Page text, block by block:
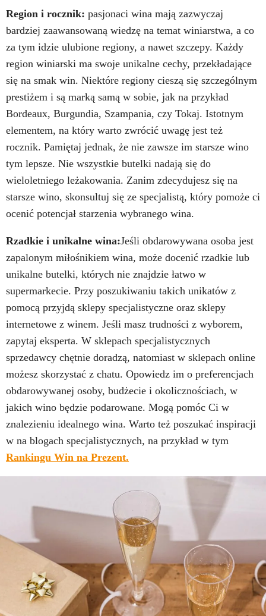
Region i rocznik: pasjonaci wina mają zazwyczaj
bardziej zaawansowaną wiedzę na temat winiarstwa, a co
za tym idzie ulubione regiony, a nawet szczepy. Każdy
region winiarski ma swoje unikalne cechy, przekładające
się na smak win. Niektóre regiony cieszą się szczególnym
prestiżem i są marką samą w sobie, jak na przykład
Bordeaux, Burgundia, Szampania, czy Tokaj. Istotnym
elementem, na który warto zwrócić uwagę jest też
rocznik. Pamiętaj jednak, że nie zawsze im starsze wino
tym lepsze. Nie wszystkie butelki nadają się do
wieloletniego leżakowania. Zanim zdecydujesz się na
starsze wino, skonsultuj się ze specjalistą, który pomoże ci
ocenić potencjał starzenia wybranego wina.
Rzadkie i unikalne wina:Jeśli obdarowywana osoba jest
zapalonym miłośnikiem wina, może docenić rzadkie lub
unikalne butelki, których nie znajdzie łatwo w
supermarkecie. Przy poszukiwaniu takich unikatów z
pomocą przyjdą sklepy specjalistyczne oraz sklepy
internetowe z winem. Jeśli masz trudności z wyborem,
zapytaj eksperta. W sklepach specjalistycznych
sprzedawcy chętnie doradzą, natomiast w sklepach online
możesz skorzystać z chatu. Opowiedz im o preferencjach
obdarowywanej osoby, budżecie i okolicznościach, w
jakich wino będzie podarowane. Mogą pomóc Ci w
znalezieniu idealnego wina. Warto też poszukać inspiracji
w na blogach specjalistycznych, na przykład w tym
Rankingu Win na Prezent.